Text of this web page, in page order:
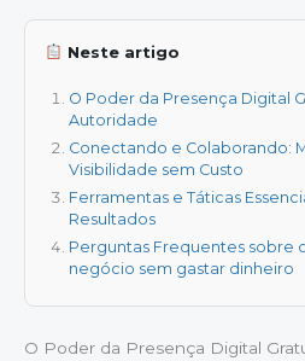
Neste artigo
O Poder da Presença Digital
Autoridade
Conectando e Colaborando:
Visibilidade sem Custo
Ferramentas e Táticas
Resultados
Perguntas Frequentes sobre
negócio sem gastar dinheiro
O Poder da Presença Digital